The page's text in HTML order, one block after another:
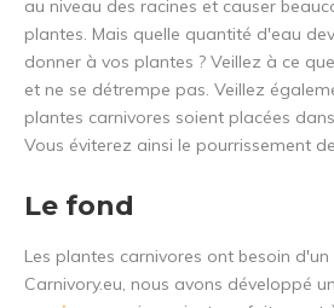
au niveau des racines et causer
plantes. Mais quelle quantité d'eau
donner à vos plantes ? Veillez à ce que
et ne se détrempe pas. Veillez
plantes carnivores soient placées
Vous éviterez ainsi le pourrissement
Le fond
Les plantes carnivores ont besoin
Carnivory.eu, nous avons développé